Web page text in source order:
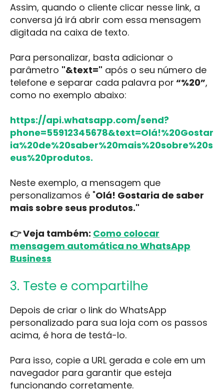
Assim, quando o cliente clicar nesse link, a
conversa já irá abrir com essa mensagem
digitada na caixa de texto.
Para personalizar, basta adicionar o
parâmetro "&text=" após o seu número de
telefone e separar cada palavra por “%20”,
como no exemplo abaixo:
https://api.whatsapp.com/send?
phone=55912345678&text=Olá!%20Gostar
ia%20de%20saber%20mais%20sobre%20s
eus%20produtos.
Neste exemplo, a mensagem que
personalizamos é "Olá! Gostaria de saber
mais sobre seus produtos."
👉 Veja também: Como colocar
mensagem automática no WhatsApp
Business
3. Teste e compartilhe
Depois de criar o link do WhatsApp
personalizado para sua loja com os passos
acima, é hora de testá-lo.
Para isso, copie a URL gerada e cole em um
navegador para garantir que esteja
funcionando corretamente.